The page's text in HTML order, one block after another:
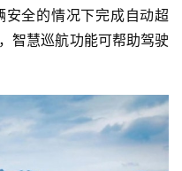
全的情况下完成自动超
智慧巡航功能可帮助驾驶